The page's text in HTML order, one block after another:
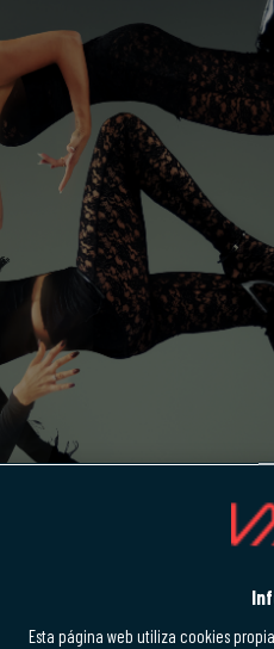
Esta página web utiliza cookies